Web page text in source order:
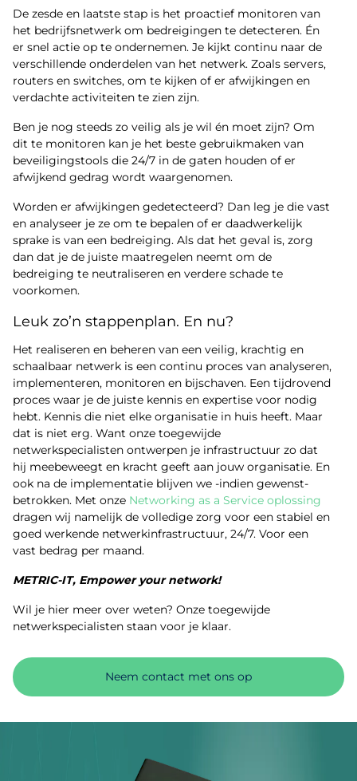
De zesde en laatste stap is het proactief monitoren van
het bedrijfsnetwerk om bedreigingen te detecteren. Én
er snel actie op te ondernemen. Je kijkt continu naar de
verschillende onderdelen van het netwerk. Zoals servers,
routers en switches, om te kijken of er afwijkingen en
verdachte activiteiten te zien zijn.
Ben je nog steeds zo veilig als je wil én moet zijn? Om
dit te monitoren kan je het beste gebruikmaken van
beveiligingstools die 24/7 in de gaten houden of er
afwijkend gedrag wordt waargenomen.
Worden er afwijkingen gedetecteerd? Dan leg je die vast
en analyseer je ze om te bepalen of er daadwerkelijk
sprake is van een bedreiging. Als dat het geval is, zorg
dan dat je de juiste maatregelen neemt om de
bedreiging te neutraliseren en verdere schade te
voorkomen.
Leuk zo’n stappenplan. En nu?
Het realiseren en beheren van een veilig, krachtig en
schaalbaar netwerk is een continu proces van analyseren,
implementeren, monitoren en bijschaven. Een tijdrovend
proces waar je de juiste kennis en expertise voor nodig
hebt. Kennis die niet elke organisatie in huis heeft. Maar
dat is niet erg. Want onze toegewijde
netwerkspecialisten ontwerpen je infrastructuur zo dat
hij meebeweegt en kracht geeft aan jouw organisatie. En
ook na de implementatie blijven we -indien gewenst-
betrokken. Met onze Networking as a Service oplossing
dragen wij namelijk de volledige zorg voor een stabiel en
goed werkende netwerkinfrastructuur, 24/7. Voor een
vast bedrag per maand.
METRIC-IT, Empower your network!
Wil je hier meer over weten? Onze toegewijde
netwerkspecialisten staan voor je klaar.
Neem contact met ons op